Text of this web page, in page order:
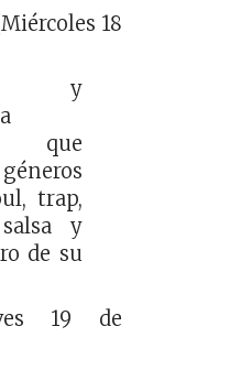
18
y
que
trap,
y
de su
19 de